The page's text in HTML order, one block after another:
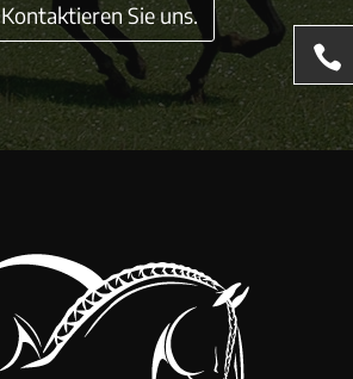
Kontaktieren Sie uns.